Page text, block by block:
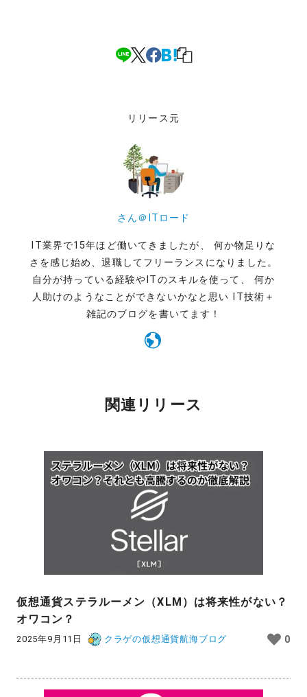
リリース元
さん＠ITロード
IT業界で15年ほど働いてきましたが、 何か物足りな
さを感じ始め、退職してフリーランスになりました。
自分が持っている経験やITのスキルを使って、 何か
人助けのようなことができないかなと思い IT技術＋
雑記のブログを書いてます！
関連リリース
仮想通貨ステラルーメン（XLM）は将来性がない？
オワコン？
2025年9月11日 クラゲの仮想通貨航海ブログ 0